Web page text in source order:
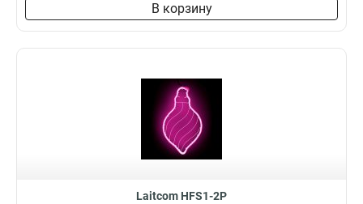
В корзину
Laitcom HFS1-2P